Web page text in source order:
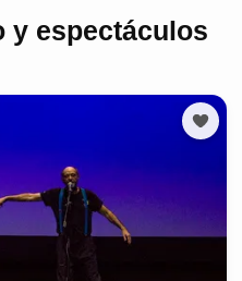
y espectáculos